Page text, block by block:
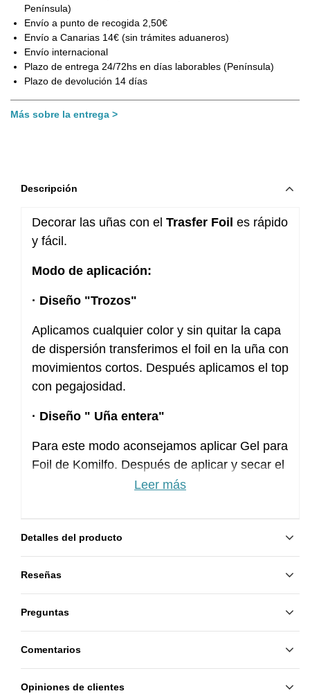
Península)
Envío a punto de recogida 2,50€
Envío a Canarias 14€ (sin trámites aduaneros)
Envío internacional
Plazo de entrega 24/72hs en días laborables (Península)
Plazo de devolución 14 días
Más sobre la entrega
Descripción
Decorar las uñas con el Trasfer Foil es rápido
y fácil.
Modo de aplicación:
· Diseño "Trozos"
Aplicamos cualquier color y sin quitar la capa
de dispersión transferimos el foil en la uña con
movimientos cortos. Después aplicamos el top
con pegajosidad.
· Diseño " Uña entera"
Para este modo aconsejamos aplicar Gel para
Foil de Komilfo. Después de aplicar y secar el
color, limpiamos las capa de dispersión con el
Komifoy secamos 30 seg. en la lámpara.
Pegamos el foil en toda la superficie de la
uña. Suavemente limamos el borde libre de la
uña con el taco. Aplicamos el top con
pegajosidad y secamos en la lámpara.
Limpiamos con el Cleancer.
Consejo:
aplicar el top CON pegajosidad. En caso del
Leer más
Detalles del producto
Reseñas
Preguntas
Comentarios
Opiniones de clientes